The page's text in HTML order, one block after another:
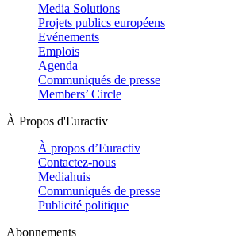
Media Solutions
Projets publics européens
Evénements
Emplois
Agenda
Communiqués de presse
Members’ Circle
À Propos d'Euractiv
À propos d’Euractiv
Contactez-nous
Mediahuis
Communiqués de presse
Publicité politique
Abonnements